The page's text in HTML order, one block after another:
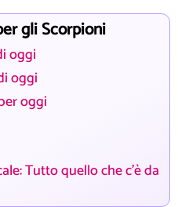
gli Scorpioni
oggi
oggi
oggi
Tutto quello che c'è da